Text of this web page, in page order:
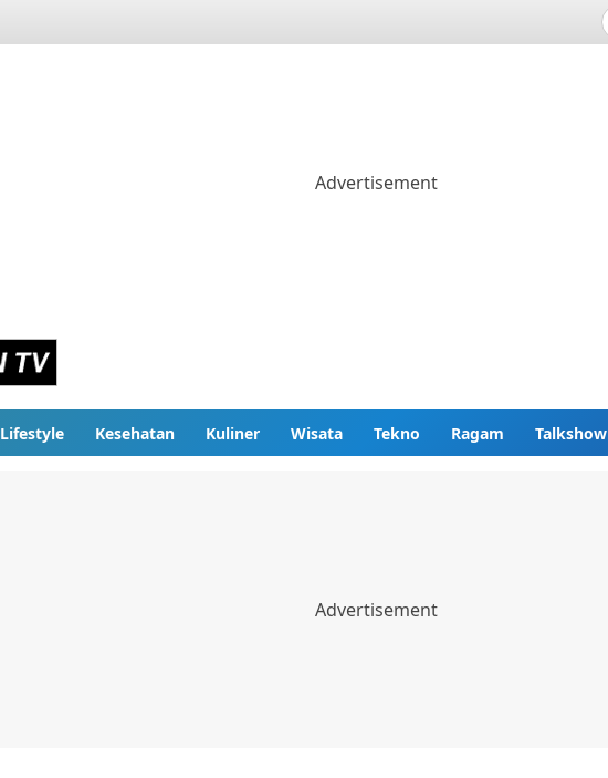
Lifestyle Kesehatan Kuliner Wisata Tekno Ragam Talkshow